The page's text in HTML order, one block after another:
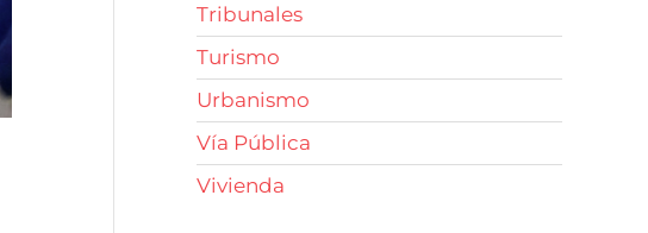
Tribunales
Turismo
Urbanismo
Vía Pública
Vivienda